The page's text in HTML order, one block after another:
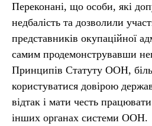
Переконані, що особи, які
недбалість та дозволили
представників окупаційної
самим продемонструвавши
Принципів Статуту ООН,
користуватися довірою
відтак і мати честь
інших органах системи ООН.